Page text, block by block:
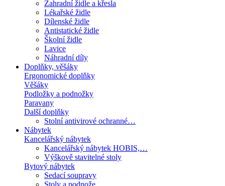
Zahradní židle a křesla
Lékařské židle
Dílenské židle
Antistatické židle
Školní židle
Lavice
Náhradní díly
Doplňky, věšáky
Ergonomické doplňky
Věšáky
Podložky a podnožky
Paravany
Další doplňky
Stolní antivirové ochranné…
Nábytek
Kancelářský nábytek
Kancelářský nábytek HOBIS,…
Výškově stavitelné stoly
Bytový nábytek
Sedací soupravy
Stoly a podnože